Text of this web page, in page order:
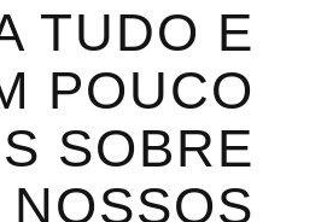
TUDO E
POUCO
SOBRE
NOSSOS